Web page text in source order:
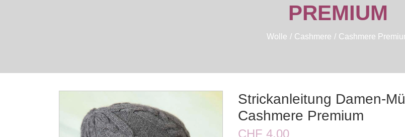
PREMIUM
Wolle Cashmere Cashmere
Strickanleitung Damen-
Cashmere Premium
CHF 4.00